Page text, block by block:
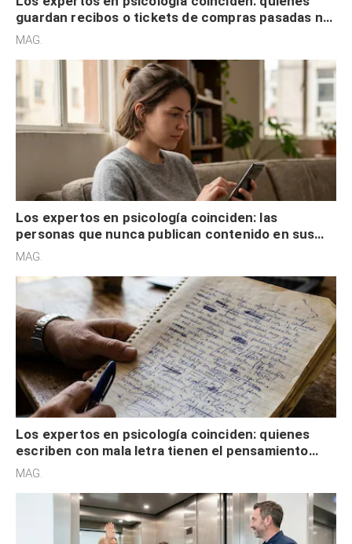
guardan recibos o tickets de compras pasadas no
son acumuladores, sino que tienen necesidad de
MAG.
Los expertos en psicología coinciden: las
personas que nunca publican contenido en sus
redes sociales no pretenden buscar validación
MAG.
Los expertos en psicología coinciden: quienes
escriben con mala letra tienen el pensamiento
acelerado y no lo hacen por desinterés
MAG.